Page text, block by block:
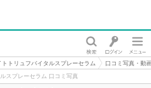
トトリュフバイタルスプレーセラム
口コミ写真・動
スプレーセラム 口コミ写真